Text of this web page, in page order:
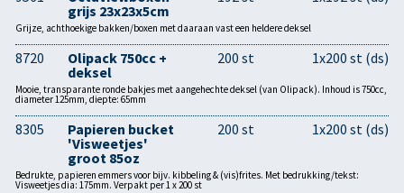
grijs 23x23x5cm
Grijze, achthoekige bakken/boxen met daaraan vast een heldere deksel
8720
Olipack 750cc +
deksel
200 st 1x200 st (ds)
Mooie, transparante ronde bakjes met aangehechte deksel (van Olipack). Inhoud is 750cc,
diameter 125mm, diepte: 65mm
8305
Papieren bucket
'Visweetjes'
groot 85oz
200 st 1x200 st (ds)
Bedrukte, papieren emmers voor bijv. kibbeling & (vis)frites. Met bedrukking/tekst:
Visweetjes dia: 175mm. Verpakt per 1 x 200 st